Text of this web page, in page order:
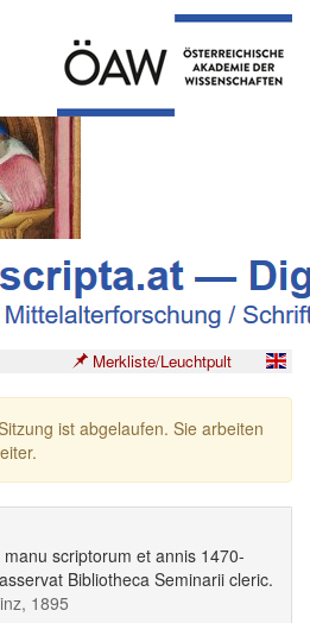
Merkliste/Leuchtpult
ist abgelaufen. Sie arbeiten
scriptorum et annis 1470-
Bibliotheca Seminarii cleric.
1895